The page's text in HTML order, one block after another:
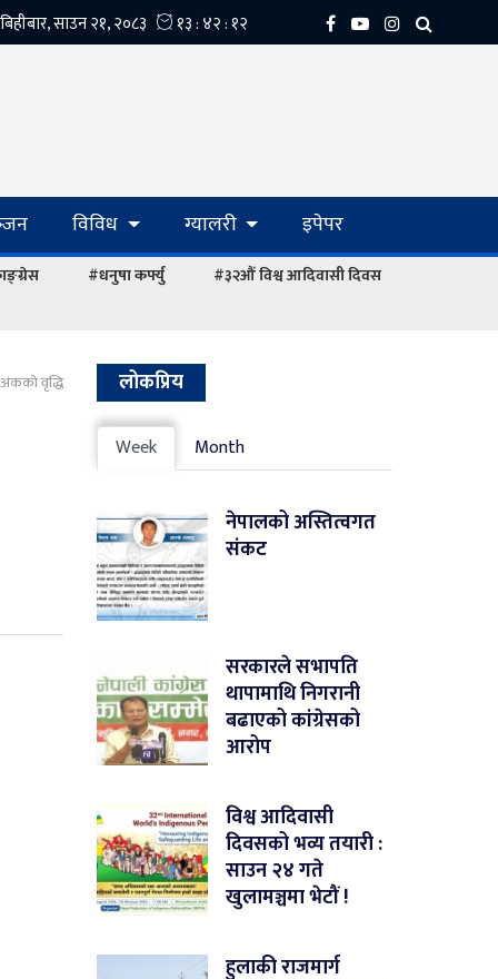
विविध ग्यालरी इपेपर
#धनुषा कर्फ्यु #३२औं विश्व आदिवासी दिवस
वृद्धि लोकप्रिय
Week Month
नेपालको अस्तित्वगत
संकट
सरकारले सभापति
थापामाथि निगरानी
बढाएको कांग्रेसको
आरोप
विश्व आदिवासी
दिवसको भव्य तयारी :
साउन २४ गते
खुलामञ्चमा भेटौं !
हुलाकी राजमार्ग